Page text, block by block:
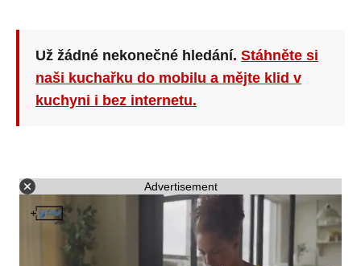
Už žádné nekonečné hledání. Stáhněte si
naši kuchařku do mobilu a mějte klid v
kuchyni i bez internetu.
Advertisement